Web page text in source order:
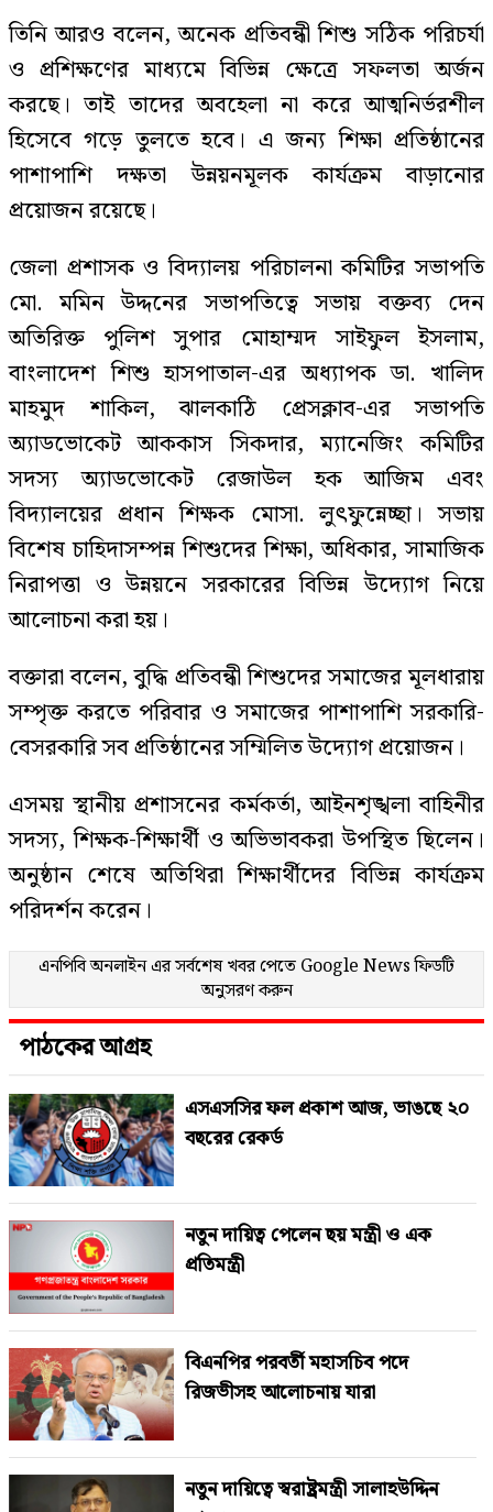
তিনি আরও বলেন, অনেক প্রতিবন্ধী শিশু সঠিক পরিচর্যা
ও প্রশিক্ষণের মাধ্যমে বিভিন্ন ক্ষেত্রে সফলতা অর্জন
করছে। তাই তাদের অবহেলা না করে আত্মনির্ভরশীল
হিসেবে গড়ে তুলতে হবে। এ জন্য শিক্ষা প্রতিষ্ঠানের
পাশাপাশি দক্ষতা উন্নয়নমূলক কার্যক্রম বাড়ানোর
প্রয়োজন রয়েছে।
জেলা প্রশাসক ও বিদ্যালয় পরিচালনা কমিটির সভাপতি
মো. মমিন উদ্দনের সভাপতিত্বে সভায় বক্তব্য দেন
অতিরিক্ত পুলিশ সুপার মোহাম্মদ সাইফুল ইসলাম,
বাংলাদেশ শিশু হাসপাতাল-এর অধ্যাপক ডা. খালিদ
মাহমুদ শাকিল, ঝালকাঠি প্রেসক্লাব-এর সভাপতি
অ্যাডভোকেট আককাস সিকদার, ম্যানেজিং কমিটির
সদস্য অ্যাডভোকেট রেজাউল হক আজিম এবং
বিদ্যালয়ের প্রধান শিক্ষক মোসা. লুৎফুন্নেচ্ছা। সভায়
বিশেষ চাহিদাসম্পন্ন শিশুদের শিক্ষা, অধিকার, সামাজিক
নিরাপত্তা ও উন্নয়নে সরকারের বিভিন্ন উদ্যোগ নিয়ে
আলোচনা করা হয়।
বক্তারা বলেন, বুদ্ধি প্রতিবন্ধী শিশুদের সমাজের মূলধারায়
সম্পৃক্ত করতে পরিবার ও সমাজের পাশাপাশি সরকারি-
বেসরকারি সব প্রতিষ্ঠানের সম্মিলিত উদ্যোগ প্রয়োজন।
এসময় স্থানীয় প্রশাসনের কর্মকর্তা, আইনশৃঙ্খলা বাহিনীর
সদস্য, শিক্ষক-শিক্ষার্থী ও অভিভাবকরা উপস্থিত ছিলেন।
অনুষ্ঠান শেষে অতিথিরা শিক্ষার্থীদের বিভিন্ন কার্যক্রম
পরিদর্শন করেন।
এনপিবি অনলাইন এর সর্বশেষ খবর পেতে Google Newsফিডটি
অনুসরণ করুন
পাঠকের আগ্রহ
এসএসসির ফল প্রকাশ আজ, ভাঙছে ২০
বছরের রেকর্ড
নতুন দায়িত্ব পেলেন ছয় মন্ত্রী ও এক
প্রতিমন্ত্রী
বিএনপির পরবর্তী মহাসচিব পদে
রিজভীসহ আলোচনায় যারা
নতুন দায়িত্বে স্বরাষ্ট্রমন্ত্রী সালাহউদ্দিন